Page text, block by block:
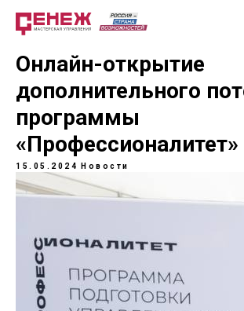
Онлайн-открытие
дополнительного
программы
«Профессионалитет»
15.05.2024 Новости